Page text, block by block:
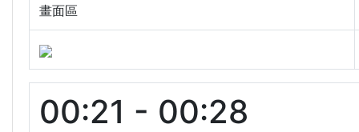
畫面區
00:21 - 00:28